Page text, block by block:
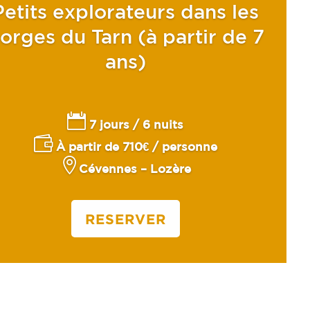
explorateurs dans les
du Tarn (à partir de 7
ans)
 7 jours / 6 nuits
À partir de 710€ / personne
 Cévennes – Lozère
RESERVER